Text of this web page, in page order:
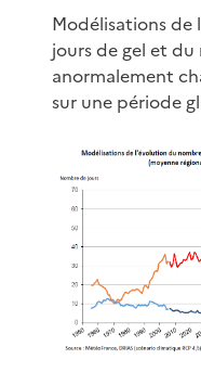
Modélisations de
jours de gel et
anormalement
sur une période